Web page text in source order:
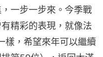
一步一步來。今季戰
精彩的表現，就像法
樣，希望來年可以繼續